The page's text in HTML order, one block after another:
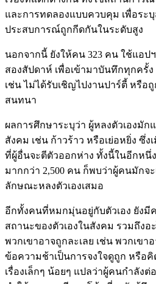
และการทดลองแบบควบคุม เพื่อระบุ
ประสบการณ์ถูกกีดกันในระดับสูง
นอกจากนี้ ยังให้คน 323 คน ใช้แอป
สองสัปดาห์ เพื่อเข้ามาบันทึกทุกครั้ง
เช่น ไม่ได้รับเชิญไปงานปาร์ตี้ หรือถู
สนทนา
ผลการศึกษาระบุว่า ผู้หลงตัวเองมั
สังคม เช่น ก้าวร้าว หรือเย่อหยิ่ง ซึ่ง
ที่ผู้อื่นจะตีตัวออกห่าง ทั้งนี้ในอีกหนึ่
มากกว่า 2,500 คน ก็พบว่าผู้คนมักจ
ลักษณะหลงตัวเองเสมอ
อีกทั้งคนที่หมกมุ่นอยู่กับตัวเอง ยังมี
สถานะของตัวเองในสังคม รวมถึง
พวกเขาอาจถูกละเลย เช่น พวกเขา
ข้อความช้าเป็นการจงใจดูถูก หรือ
เรื่องเล็กๆ น้อยๆ แปลว่าผู้คนกำลังต่